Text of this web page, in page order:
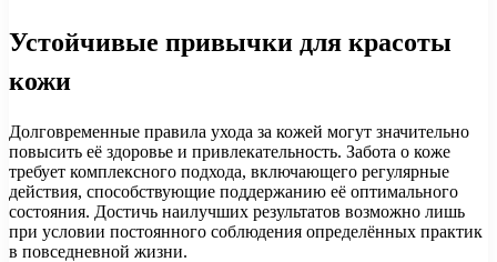
Устойчивые привычки для красоты
кожи
Долговременные правила ухода за кожей могут значительно
повысить её здоровье и привлекательность. Забота о коже
требует комплексного подхода, включающего регулярные
действия, способствующие поддержанию её оптимального
состояния. Достичь наилучших результатов возможно лишь
при условии постоянного соблюдения определённых практик
в повседневной жизни.